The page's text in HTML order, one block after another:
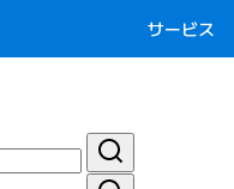
サービス